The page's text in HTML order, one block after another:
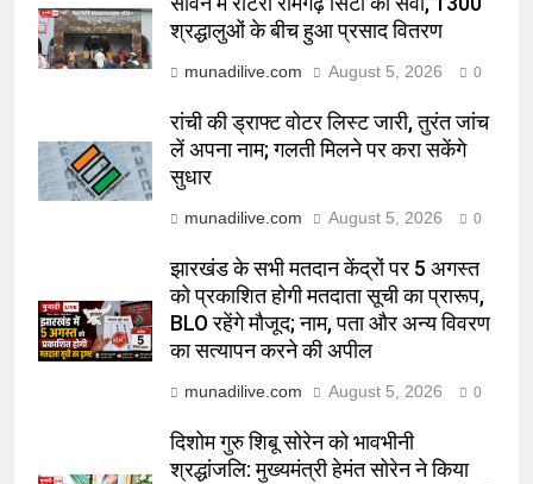
श्रद्धालुओं के बीच हुआ प्रसाद वितरण
munadilive.com August 5, 2026 0
रांची की ड्राफ्ट वोटर लिस्ट जारी, तुरंत जांच
लें अपना नाम; गलती मिलने पर करा सकेंगे
सुधार
munadilive.com August 5, 2026 0
झारखंड के सभी मतदान केंद्रों पर 5 अगस्त
को प्रकाशित होगी मतदाता सूची का प्रारूप,
BLO रहेंगे मौजूद; नाम, पता और अन्य विवरण
का सत्यापन करने की अपील
munadilive.com August 5, 2026 0
दिशोम गुरु शिबू सोरेन को भावभीनी
श्रद्धांजलि: मुख्यमंत्री हेमंत सोरेन ने किया